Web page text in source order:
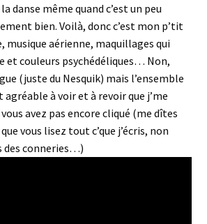
danse même quand c’est un peu
bien. Voilà, donc c’est mon p’tit
musique aérienne, maquillages qui
et couleurs psychédéliques… Non,
(juste du Nesquik) mais l’ensemble
à voir et à revoir que j’me
avez pas encore cliqué (me dîtes
vous lisez tout c’que j’écris, non
des conneries…)